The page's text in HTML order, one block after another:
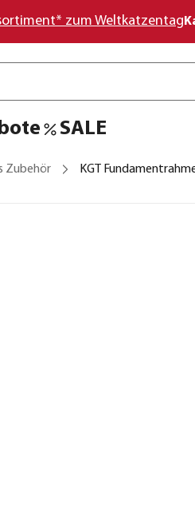
zum Weltkatzentag
SALE
Zubehör KGT